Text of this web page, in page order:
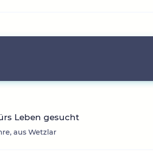
Leben gesucht
aus Wetzlar